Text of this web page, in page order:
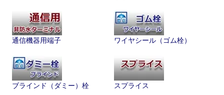
通信機器用端子 ワイヤシール（ゴム栓）
ブラインド（ダミー）栓 スプライス